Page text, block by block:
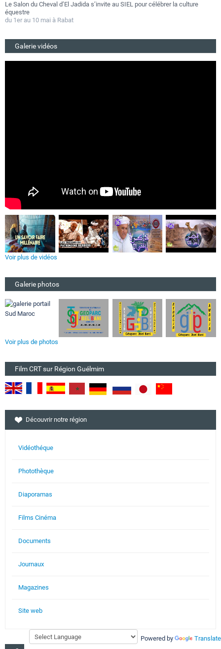
Le Salon du Cheval d’El Jadida s’invite au SIEL pour célébrer la culture
équestre
du 1er au 10 mai à Rabat
Galerie vidéos
Voir plus de vidéos
Galerie photos
Voir plus de photos
Film CRT sur Région Guélmim
Découvrir notre région
Vidéothéque
Photothèque
Diaporamas
Films Cinéma
Documents
Journaux
Magazines
Site web
Powered by Translate